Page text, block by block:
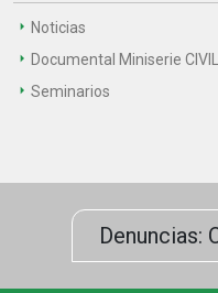
Noticias
Documental Miniserie
Seminarios
Denuncias: